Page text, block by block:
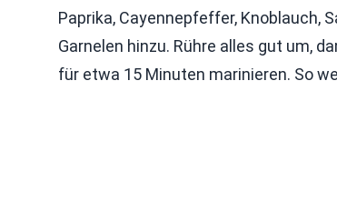
Paprika, Cayennepfeffer, Knoblauch,
Garnelen hinzu. Rühre alles gut um,
für etwa 15 Minuten marinieren. So